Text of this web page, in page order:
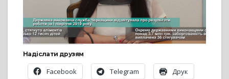
Надіслати друзям
Facebook Telegram Друк